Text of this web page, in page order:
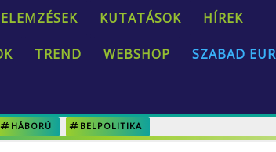
ELEMZÉSEK KUTATÁSOK HÍREK
TREND WEBSHOP SZABAD
HÁBORÚ BELPOLITIKA